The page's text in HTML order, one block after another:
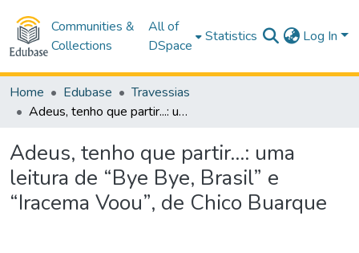
Communities &
Collections
All of
DSpace
Statistics Log In
Home Edubase
Travessias
Adeus, tenho que partir...: uma leitura de “Bye Bye, Brasil” e “Iracema Voou”, de Chico Buarque
Adeus, tenho que partir...: uma
leitura de “Bye Bye, Brasil” e
“Iracema Voou”, de Chico Buarque